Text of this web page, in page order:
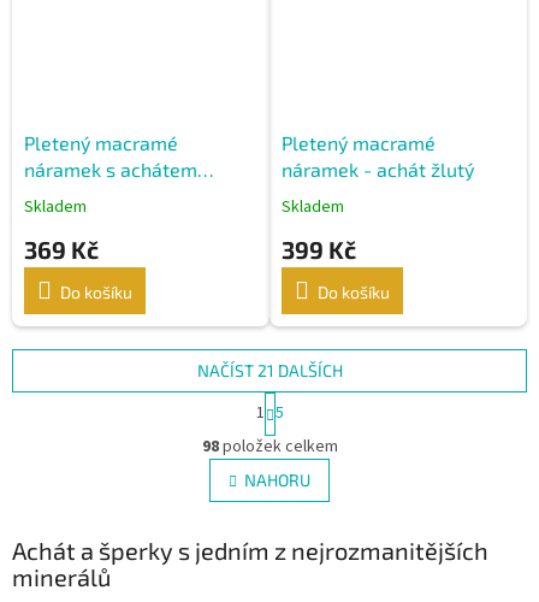
Pletený macramé
náramek s achátem
zeleným
Skladem
369 Kč
Do košíku
Pletený macramé
náramek - achát žlutý
Skladem
399 Kč
Do košíku
O
v
l
á
a
NAČÍST 21 DALŠÍCH
S
t
r
á
n
k
v
á
1 5
98položek celkem
NAHORU
Achát a šperky s jedním z nejrozmanitějších
minerálů